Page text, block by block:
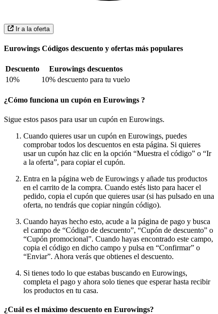
Ir a la oferta
Eurowings Códigos descuento y ofertas más populares
Descuento
Eurowings descuentos
10%
10% descuento para tu vuelo
¿Cómo funciona un cupón en Eurowings ?
Sigue estos pasos para usar un cupón en Eurowings.
Cuando quieres usar un cupón en Eurowings, puedes
comprobar todos los descuentos en esta página. Si quieres
usar un cupón haz clic en la opción “Muestra el código” o “Ir
a la oferta”, para copiar el cupón.
Entra en la página web de Eurowings y añade tus productos
en el carrito de la compra. Cuando estés listo para hacer el
pedido, copia el cupón que quieres usar (si has pulsado en una
oferta, no tendrás que copiar ningún código).
Cuando hayas hecho esto, acude a la página de pago y busca
el campo de “Código de descuento”, “Cupón de descuento” o
“Cupón promocional”. Cuando hayas encontrado este campo,
copia el código en dicho campo y pulsa en “Confirmar” o
“Enviar”. Ahora verás que obtienes el descuento.
Si tienes todo lo que estabas buscando en Eurowings,
completa el pago y ahora solo tienes que esperar hasta recibir
los productos en tu casa.
¿Cuál es el máximo descuento en Eurowings?